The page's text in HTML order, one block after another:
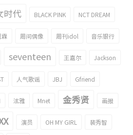
时代 BLACK PINK NCT DREAM
霖 周间偶像 周刊idol 音乐银行
seventeen 王嘉尔 Jackson
人气歌谣 JBJ Gfriend
泫雅 Mnet 金秀贤 画报
演员 OH MY GIRL 裴秀智